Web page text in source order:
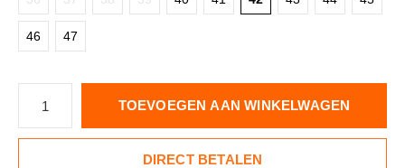
46 47
TOEVOEGEN AAN WINKELWAGEN
DIRECT BETALEN